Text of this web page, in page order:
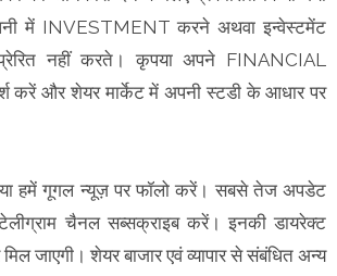
में INVESTMENT करने अथवा इन्वेस्टमेंट
नहीं करते। कृपया अपने FINANCIAL
करें और शेयर मार्केट में अपनी स्टडी के आधार पर
हमें गूगल न्यूज़ पर फॉलो करें। सबसे तेज अपडेट
चैनल सब्सक्राइब करें। इनकी डायरेक्ट
जाएगी। शेयर बाजार एवं व्यापार से संबंधित अन्य